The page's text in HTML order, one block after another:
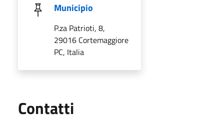
Municipio
P.za Patrioti, 8,
29016 Cortemaggiore
PC, Italia
Contatti